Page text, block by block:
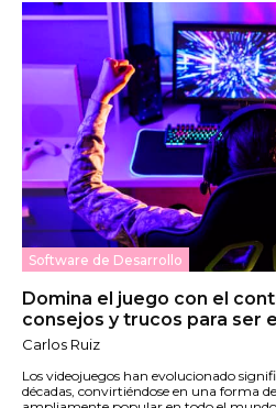
Software de Desarrollo
Domina el juego con el
consejos y trucos para ser
Carlos Ruiz
Los videojuegos han evolucionado
décadas, convirtiéndose en una forma